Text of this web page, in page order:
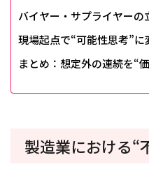
バイヤー・サプライヤーの
現場起点で“可能性思考”に
まとめ：想定外の連続を“
製造業における“